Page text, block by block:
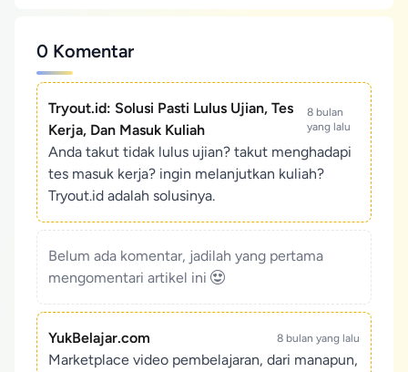
0 Komentar
Tryout.id: Solusi Pasti Lulus Ujian, Tes
Kerja, Dan Masuk Kuliah
8 bulan
yang lalu
Anda takut tidak lulus ujian? takut menghadapi
tes masuk kerja? ingin melanjutkan kuliah?
Tryout.id adalah solusinya.
Belum ada komentar, jadilah yang pertama
mengomentari artikel ini
YukBelajar.com 8 bulan yang lalu
Marketplace video pembelajaran, dari manapun,